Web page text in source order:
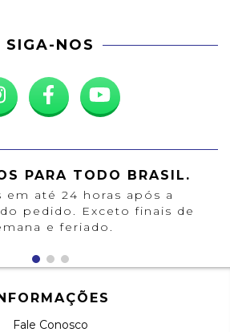
SIGA-NOS
PARA TODO BRASIL.
em até 24 horas após a
pedido. Exceto finais de
e feriado.
Fale Conosco